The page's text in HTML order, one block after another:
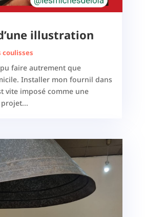
illustration
coulisses
pu faire autrement que
Installer mon fournil dans
vite imposé comme une